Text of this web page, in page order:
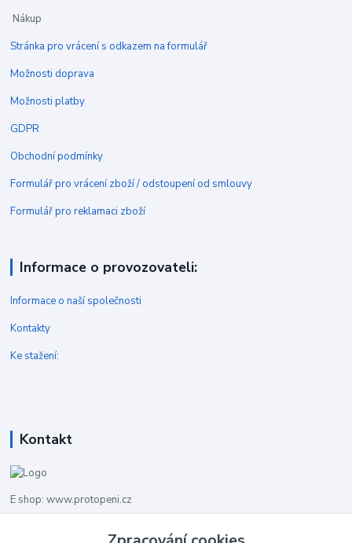
Nákup
Stránka pro vrácení s odkazem na formulář
Možnosti doprava
Možnosti platby
GDPR
Obchodní podmínky
Formulář pro vrácení zboží / odstoupení od smlouvy
Formulář pro reklamaci zboží
Informace o provozovateli:
Informace o naší společnosti
Kontakty
Ke stažení:
Kontakt
E shop: www.protopeni.cz